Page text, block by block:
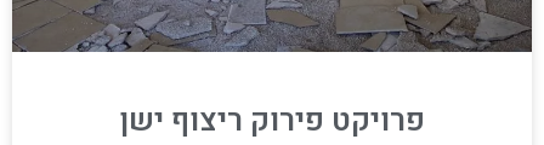
פרויקט פירוק ריצוף ישן